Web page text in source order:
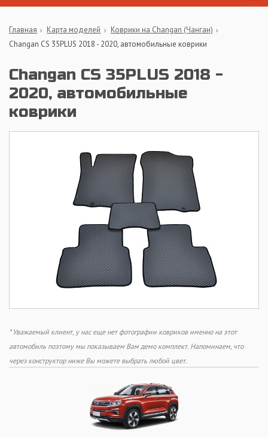
Главная Карта моделей
Коврики на Changan (Чанган)
Changan CS 35PLUS 2018 - 2020, автомобильные коврики
Changan CS 35PLUS 2018 -
2020, автомобильные
коврики
* Уважаемый клиент, у нас еще нет фотографии ковриков именно на этот
автомобиль поэтому мы показываем Вам демо комплект. Напоминаем, что
через конструктор ниже Вы можете выбрать любой цвет.